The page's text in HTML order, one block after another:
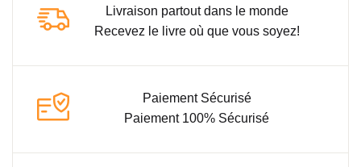
Livraison partout dans le monde
Recevez le livre où que vous soyez!
Paiement Sécurisé
Paiement 100% Sécurisé